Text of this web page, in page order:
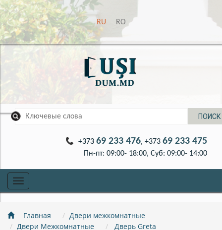
RU RO
+373 69 233 476, +373 69 233 475
Пн-пт: 09:00- 18:00, Суб: 09:00- 14:00
Toggle
navigation
Главная
Двери межкомнатные
Двери Межкомнатные
Дверь Greta